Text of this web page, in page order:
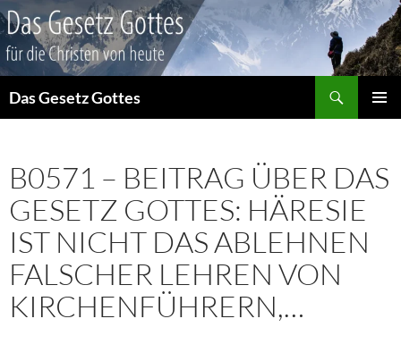
Das Gesetz Gottes
B0571 – BEITRAG ÜBER DAS
GESETZ GOTTES: HÄRESIE
IST NICHT DAS ABLEHNEN
FALSCHER LEHREN VON
KIRCHENFÜHRERN,…